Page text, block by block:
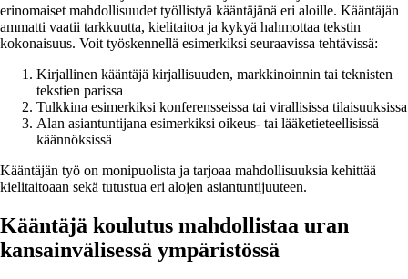
erinomaiset mahdollisuudet työllistyä kääntäjänä eri aloille. Kääntäjän
ammatti vaatii tarkkuutta, kielitaitoa ja kykyä hahmottaa tekstin
kokonaisuus. Voit työskennellä esimerkiksi seuraavissa tehtävissä:
Kirjallinen kääntäjä kirjallisuuden, markkinoinnin tai teknisten
tekstien parissa
Tulkkina esimerkiksi konferensseissa tai virallisissa tilaisuuksissa
Alan asiantuntijana esimerkiksi oikeus- tai lääketieteellisissä
käännöksissä
Kääntäjän työ on monipuolista ja tarjoaa mahdollisuuksia kehittää
kielitaitoaan sekä tutustua eri alojen asiantuntijuuteen.
Kääntäjä koulutus mahdollistaa uran
kansainvälisessä ympäristössä